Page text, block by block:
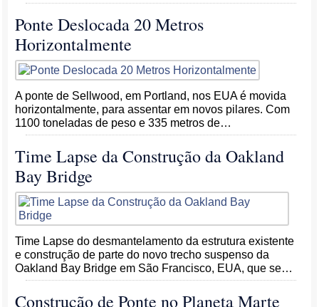
Ponte Deslocada 20 Metros
Horizontalmente
A ponte de Sellwood, em Portland, nos EUA é movida
horizontalmente, para assentar em novos pilares. Com
1100 toneladas de peso e 335 metros de…
Time Lapse da Construção da Oakland
Bay Bridge
Time Lapse do desmantelamento da estrutura existente
e construção de parte do novo trecho suspenso da
Oakland Bay Bridge em São Francisco, EUA, que se…
Construção de Ponte no Planeta Marte